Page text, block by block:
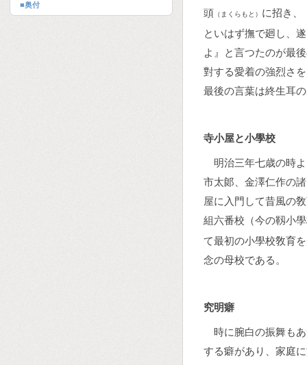
■奥付
頭 （まくらもと） に招き、
といはず撫で廻し、
よ』と言つたのが最
對する愛着の強烈さ
最後の言葉は終生耳
寺小屋と小學校
明治三年七歳の時
市太郞、金澤仁作の
屋に入門して昔風の
組六番校（今の靱小
て最初の小學校敎育
念の母校である。
究明癖
時に腕白の振舞も
する癖があり、家庭